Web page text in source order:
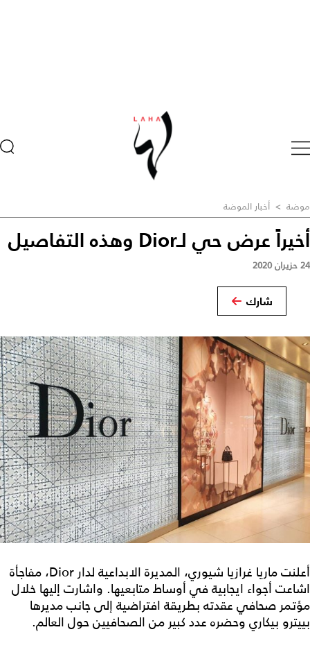
موضة > أخبار الموضة
أخيراً عرض حي لـDior وهذه التفاصيل
24 حزيران 2020
شارك
أعلنت ماريا غرازيا شيوري، المديرة الابداعية لدار Dior، مفاجأة
اشاعت أجواء ايجابية في أوساط متابعيها. واشارت إليها خلال
مؤتمر صحافي عقدته بطريقة افتراضية إلى جانب مديرها
بييترو بيكاري وحضره عدد كبير من الصحافيين حول العالم.